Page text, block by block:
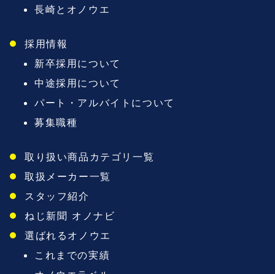
長崎とオノウエ
採用情報
新卒採用について
中途採用について
パート・アルバイトについて
募集職種
取り扱い商品カテゴリ一覧
取扱メーカー一覧
スタッフ紹介
ねじ新聞 オノナビ
選ばれるオノウエ
これまでの実績